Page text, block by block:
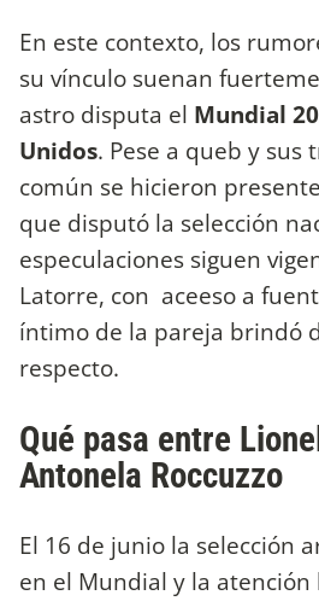
En este contexto, los
su vínculo suenan
astro disputa el Mundial
Unidos. Pese a queb y sus
común se hicieron
que disputó la selección
especulaciones siguen
Latorre, con aceeso a
íntimo de la pareja brindó
respecto.
Qué pasa entre
Antonela Roccuzzo
El 16 de junio la selección
en el Mundial y la atención